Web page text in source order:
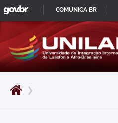
Pular
para
início
do
principal
❯
IR
GOVBR
COMUNICA BR